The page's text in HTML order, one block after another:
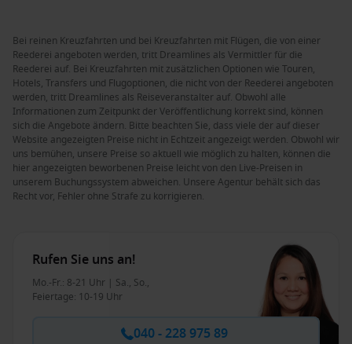
Bei reinen Kreuzfahrten und bei Kreuzfahrten mit Flügen, die von einer
Reederei angeboten werden, tritt Dreamlines als Vermittler für die
Reederei auf. Bei Kreuzfahrten mit zusätzlichen Optionen wie Touren,
Hotels, Transfers und Flugoptionen, die nicht von der Reederei angeboten
werden, tritt Dreamlines als Reiseveranstalter auf. Obwohl alle
Informationen zum Zeitpunkt der Veröffentlichung korrekt sind, können
sich die Angebote ändern. Bitte beachten Sie, dass viele der auf dieser
Website angezeigten Preise nicht in Echtzeit angezeigt werden. Obwohl wir
uns bemühen, unsere Preise so aktuell wie möglich zu halten, können die
hier angezeigten beworbenen Preise leicht von den Live-Preisen in
unserem Buchungssystem abweichen. Unsere Agentur behält sich das
Recht vor, Fehler ohne Strafe zu korrigieren.
Rufen Sie uns an!
Mo.-Fr.: 8-21 Uhr | Sa., So.,
Feiertage: 10-19 Uhr
040 - 228 975 89